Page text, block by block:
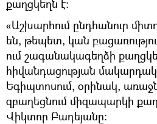
քաղցկեղն է:
«Աշխարհում ընդհանուր
են, թեպետ, կան
ում շագանակագեղձի
հիվանդացության մակարդակ
Եգիպտոսում, օրինակ,
զբաղեցնում միզապարկի
Վիկտոր Բադեյանը: